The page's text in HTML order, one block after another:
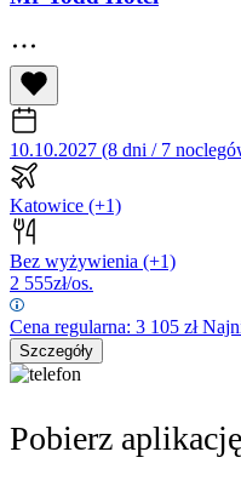
10.10.2027 (8 dni / 7
Katowice (+1)
Bez wyżywienia (+1)
2 555zł/os.
Cena regularna: 3 105 zł
Szczegóły
Pobierz